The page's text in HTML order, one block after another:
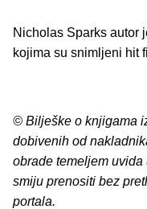
Nicholas Sparks autor
kojima su snimljeni hit
© Bilješke o knjigama
dobivenih od
obrade temeljem
smiju prenositi bez
portala.